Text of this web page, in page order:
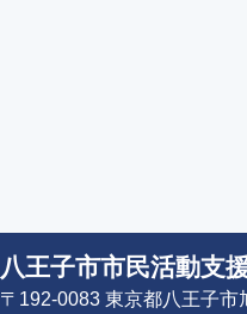
八王子市市民活動支
〒192-0083 東京都八王子市